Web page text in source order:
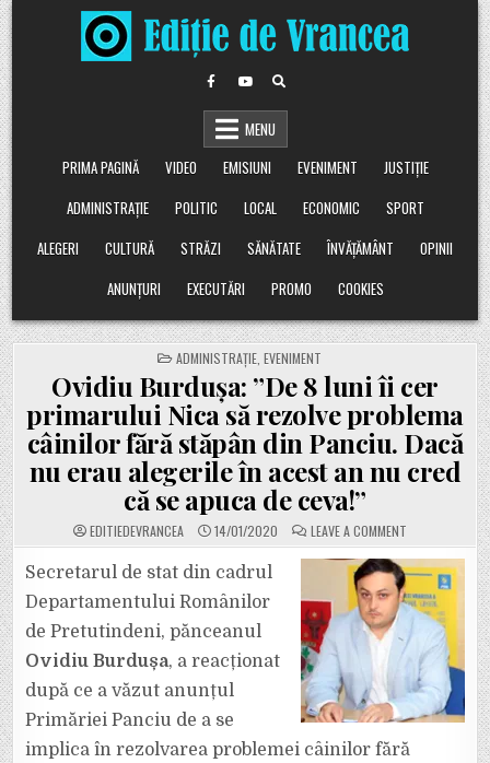
Skip
to
content
MENU
PRIMA PAGINĂ
VIDEO EMISIUNI EVENIMENT
JUSTIȚIE
ADMINISTRAȚIE
POLITIC LOCAL ECONOMIC
SPORT
ALEGERI
CULTURĂ STRĂZI SĂNĂTATE ÎNVĂȚĂMÂNT
OPINII
ANUNȚURI
EXECUTĂRI PROMO COOKIES
POSTED
IN
ADMINISTRAȚIE EVENIMENT
Ovidiu Burdușa: ”De 8 luni îi cer
primarului Nica să rezolve problema
câinilor fără stăpân din Panciu. Dacă
nu erau alegerile în acest an nu cred
că se apuca de ceva!”
EDITIEDEVRANCEA 14/01/2020 LEAVE A COMMENTON
OVIDIU
BURDUȘA:
”DE
8
LUNI
ÎI
CER
PRIMARULUI
NICA
SĂ
REZOLVE
PROBLEMA
CÂINILOR
FĂRĂ
STĂPÂN
DIN
PANCIU.
Secretarul de stat din cadrul
Departamentului Românilor
de Pretutindeni, pănceanul
Ovidiu Burdușa, a reacționat
după ce a văzut anunțul
Primăriei Panciu de a se
implica în rezolvarea problemei câinilor fără